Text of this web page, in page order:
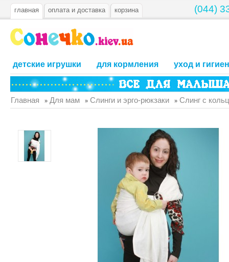
(044)
главная оплата и доставка корзина
детские игрушки для кормления уход и
Главная » Для мам » Слинги и эрго-рюкзаки » Слинг с